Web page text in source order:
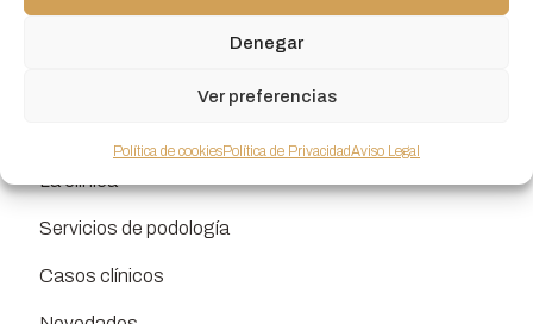
Denegar
Ver preferencias
Política de cookiesPolítica de PrivacidadAviso Legal
La clínica
Servicios de podología
Casos clínicos